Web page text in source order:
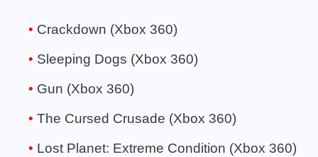
Crackdown (Xbox 360)
Sleeping Dogs (Xbox 360)
Gun (Xbox 360)
The Cursed Crusade (Xbox 360)
Lost Planet: Extreme Condition (Xbox 360)